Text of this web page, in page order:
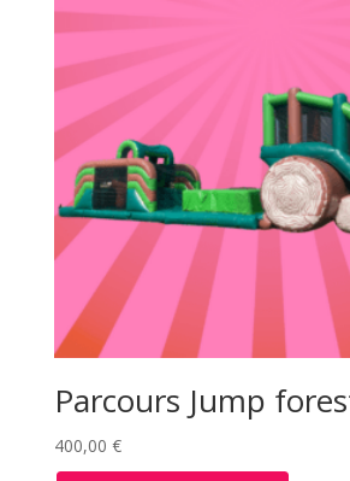
Parcours Jump
400,00 €